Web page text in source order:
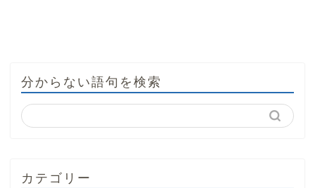
分からない語句を検索
カテゴリー